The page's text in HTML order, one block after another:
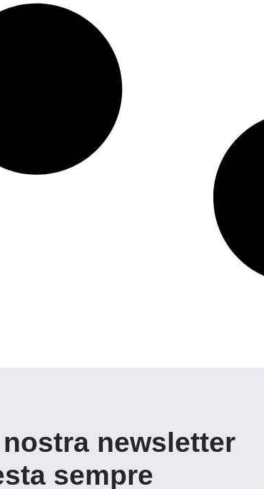
newsletter
sempre